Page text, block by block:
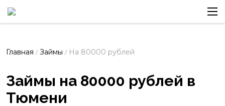
Главная / Займы / На 80000 рублей
Займы на 80000 рублей в
Тюмени